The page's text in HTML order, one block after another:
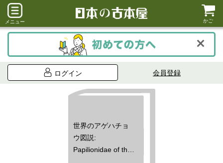
メニュー かご
ログイン 会員登録
世界のアゲハチョ
ウ図説:
Papilionidae of the